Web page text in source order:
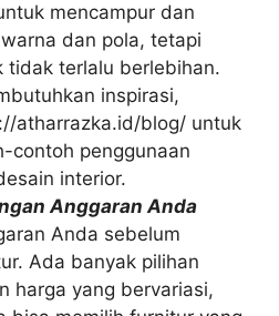
mencampur dan
dan pola, tetapi
tidak terlalu berlebihan.
inspirasi,
atharrazka.id/blog/ untuk
contoh penggunaan
interior.
Anggaran Anda
Anda sebelum
Ada banyak pilihan
harga yang bervariasi,